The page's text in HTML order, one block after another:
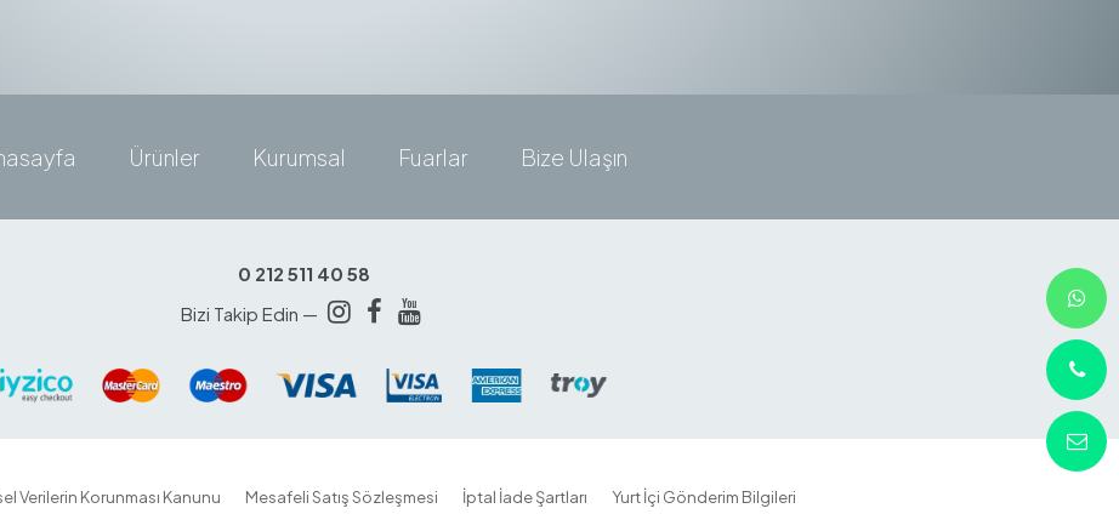
Ürünler Kurumsal Fuarlar Bize Ulaşın
0 212 511 40 58
Bizi Takip Edin —
Verilerin Korunması Kanunu Mesafeli Satış Sözleşmesi İptal İade Şartları Yurt İçi Gönderim Bilgileri